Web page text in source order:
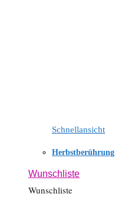
Schnellansicht
Herbstberührung
Wunschliste
Wunschliste